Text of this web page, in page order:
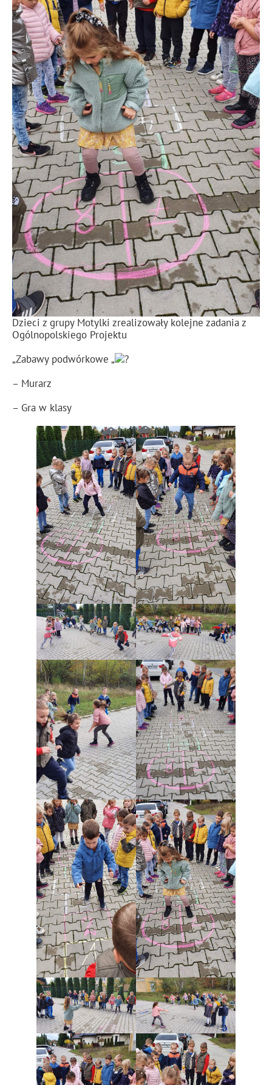
Dzieci z grupy Motylki zrealizowały kolejne zadania z
Ogólnopolskiego Projektu
„Zabawy podwórkowe „
– Murarz
– Gra w klasy